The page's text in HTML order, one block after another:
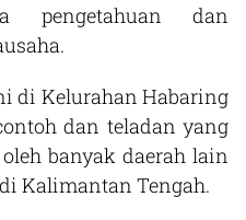
pengetahuan dan
di Kelurahan Habaring
dan teladan yang
banyak daerah lain
Kalimantan Tengah.